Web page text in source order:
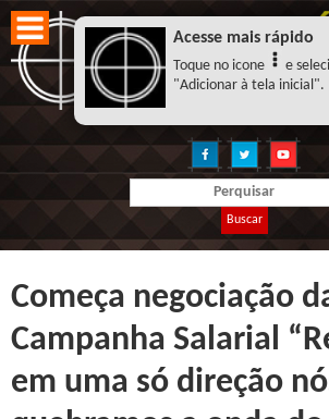
Buscar
Começa negociação
Campanha Salarial
em uma só direção
Acesse mais rápido
Toque no icone
e
"Adicionar à tela inicial".